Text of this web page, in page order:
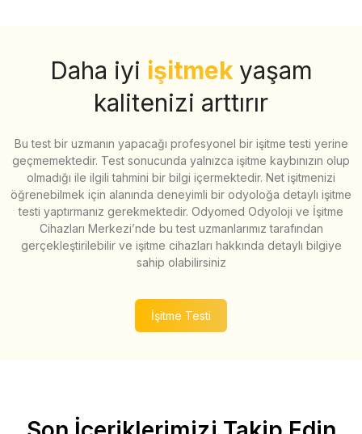
Daha iyi işitmek yaşam
kalitenizi arttırır
Bu test bir uzmanın yapacağı profesyonel bir işitme testi yerine
geçmemektedir. Test sonucunda yalnızca işitme kaybınızın olup
olmadığı ile ilgili tahmini bir bilgi içermektedir. Net işitmenizi
öğrenebilmek için alanında deneyimli bir odyoloğa detaylı işitme
testi yaptırmanız gerekmektedir. Odyomed Odyoloji ve İşitme
Cihazları Merkezi’nde bu test uzmanlarımız tarafından
gerçekleştirilebilir ve işitme cihazları hakkında detaylı bilgiye
sahip olabilirsiniz
İşitme Testi